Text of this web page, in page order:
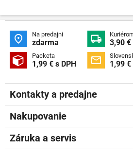
 Na predajni
zdarma  3,90 €
 Packeta
1,99 € s DPH  1,99 €
Kontakty a predajne
Nakupovanie
Záruka a servis